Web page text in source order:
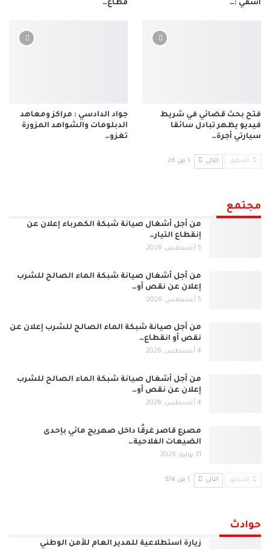
آسفي :…
قطاع…
فتح بحث قضائي في شريط
فيديو يظهر تبادل سائقا
سيارتي أجرة…
جواد الدادسي : مراكز ومعاهد
الدبلومات والشواهد المزورة
تغزو…
السابق التالي 1 من 26
مجتمع
من أجل أشغال صيانة شبكة الكهرباء إعلان عن
إنقطاع التيار…
5 أغسطس, 2026
من أجل أشغال صيانة شبكة الماء الصالح للشرب
إعلان عن نقص أو…
5 أغسطس, 2026
من أجل صيانة شبكة الماء الصالح للشرب إعلان عن
نقص أو انقطاع…
4 أغسطس, 2026
من أجل أشغال صيانة شبكة الماء الصالح للشرب
إعلان عن نقص أو…
4 أغسطس, 2026
مصرع قاصر غرقًا داخل صهريج مائي بإحدى
الضيعات الفلاحية…
31 يوليو, 2026
السابق التالي 1 من 574
حوادث
زيارة استطلاعية للمدير العام للأمن الوطني